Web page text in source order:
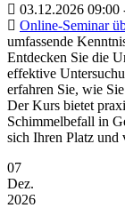
03.12.2026 09:00
Online-Seminar
umfassende
Entdecken Sie die
effektive
erfahren Sie, wie
Der Kurs bietet
Schimmelbefall in
sich Ihren Platz und
07
Dez.
2026